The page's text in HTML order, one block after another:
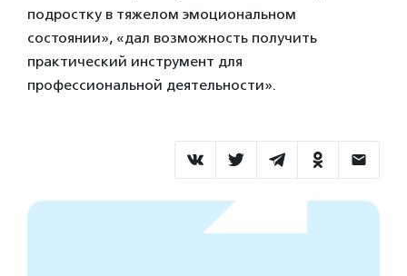
подростку в тяжелом эмоциональном
состоянии», «дал возможность получить
практический инструмент для
профессиональной деятельности».